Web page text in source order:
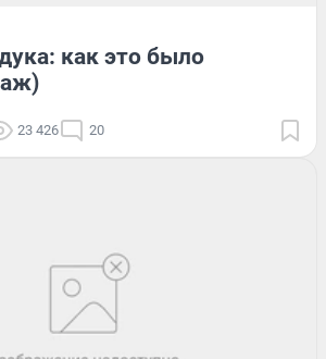
как это было
23 426 20